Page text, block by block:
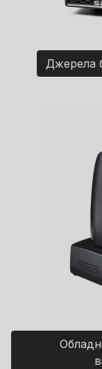
Джерела